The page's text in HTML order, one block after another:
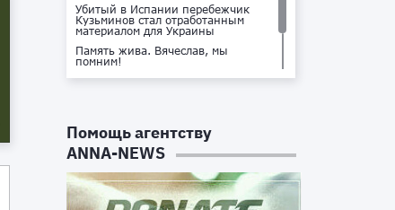
Убитый в Испании перебежчик
Кузьминов стал отработанным
материалом для Украины
Память жива. Вячеслав, мы
помним!
Не доставайся ты никому!
Помощь агентству
ANNA-NEWS